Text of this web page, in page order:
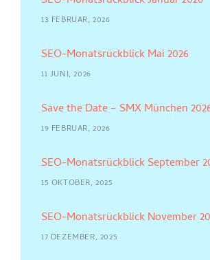
13 FEBRUAR, 2026
SEO-Monatsrückblick Mai 2026
11 JUNI, 2026
Save the Date – SMX München
19 FEBRUAR, 2026
SEO-Monatsrückblick September
15 OKTOBER, 2025
SEO-Monatsrückblick November
17 DEZEMBER, 2025